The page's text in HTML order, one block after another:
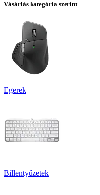
Vásárlás kategória szerint
Egerek
Billentyűzetek